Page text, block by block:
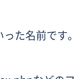
た名前です。